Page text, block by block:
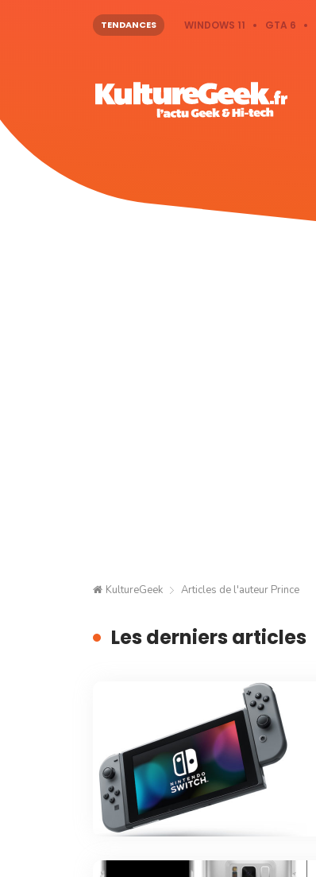
TENDANCES WINDOWS 11 GTA 6
KultureGeek Articles de l'auteur Prince
Les derniers articles